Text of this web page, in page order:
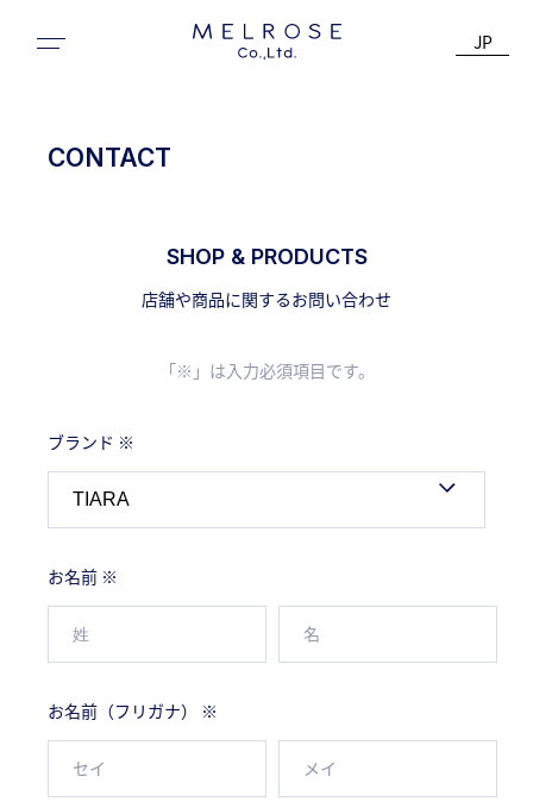
JP
CONTACT
SHOP & PRODUCTS
店舗や商品に関するお問い合わせ
「※」は入力必須項目です。
ブランド ※
お名前 ※
お名前（フリガナ） ※